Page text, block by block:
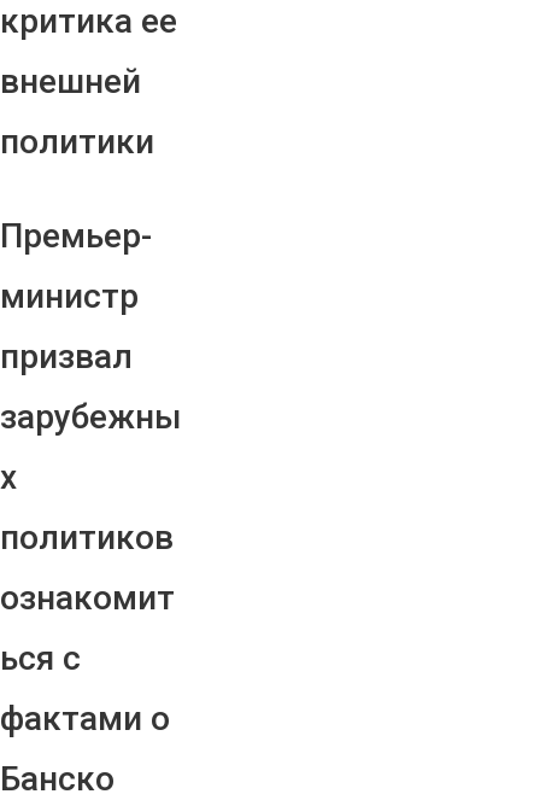
критика ее
внешней
политики
Премьер-
министр
призвал
зарубежны
х
политиков
ознакомит
ься с
фактами о
Банско